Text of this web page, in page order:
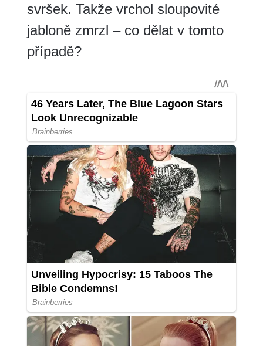
svršek. Takže vrchol sloupovité
jabloně zmrzl – co dělat v tomto
případě?